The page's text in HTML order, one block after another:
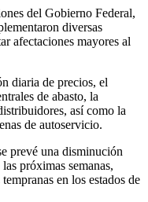
del Gobierno Federal,
diversas
afectaciones mayores al
diaria de precios, el
de abasto, la
así como la
de autoservicio.
prevé una disminución
próximas semanas,
en los estados de